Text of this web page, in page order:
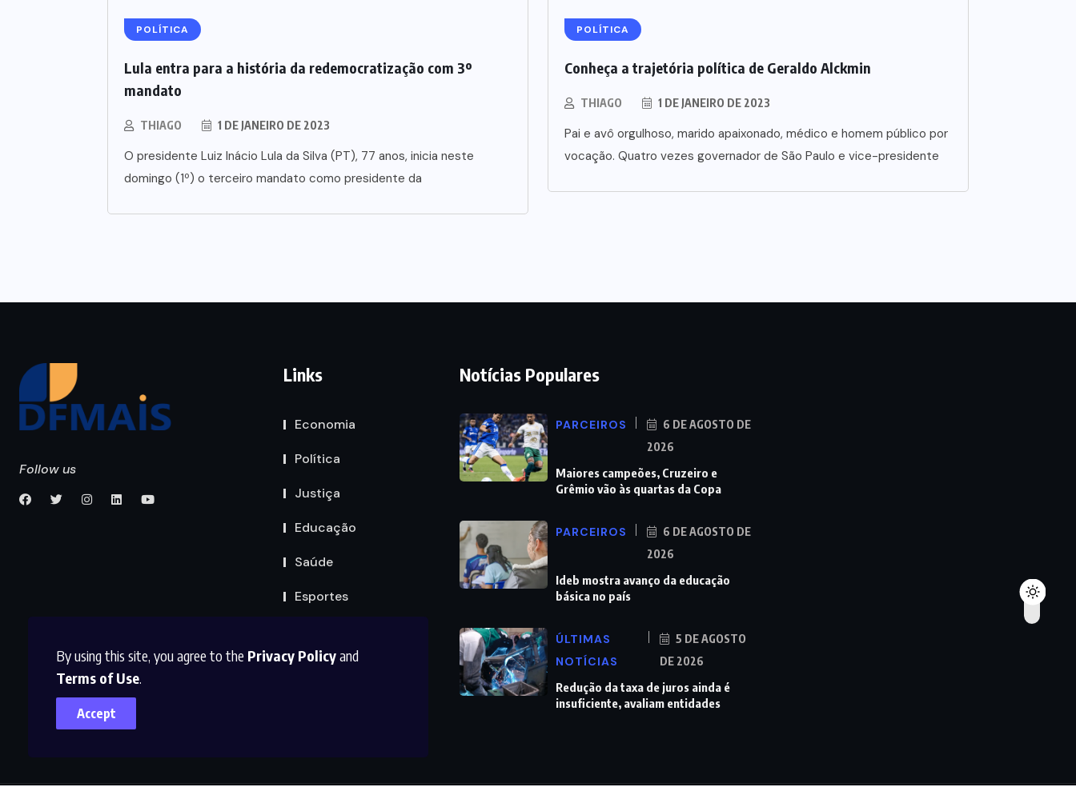
By using this site, you agree to the Privacy Policyand
Terms of Use.
Accept
POLÍTICA
Lula entra para a história da redemocratização com 3º
mandato
THIAGO 1 DE JANEIRO DE 2023
O presidente Luiz Inácio Lula da Silva (PT), 77 anos, inicia neste
domingo (1º) o terceiro mandato como presidente da
POLÍTICA
Conheça a trajetória política de Geraldo Alckmin
THIAGO 1 DE JANEIRO DE 2023
Pai e avô orgulhoso, marido apaixonado, médico e homem público por
vocação. Quatro vezes governador de São Paulo e vice-presidente
Follow us
Links
Economia
Política
Justiça
Educação
Saúde
Esportes
Notícias Populares
PARCEIROS
6 DE AGOSTO DE
2026
Maiores campeões, Cruzeiro e
Grêmio vão às quartas da Copa
PARCEIROS
6 DE AGOSTO DE
2026
Ideb mostra avanço da educação
básica no país
ÚLTIMAS
NOTÍCIAS
5 DE AGOSTO
DE 2026
Redução da taxa de juros ainda é
insuficiente, avaliam entidades